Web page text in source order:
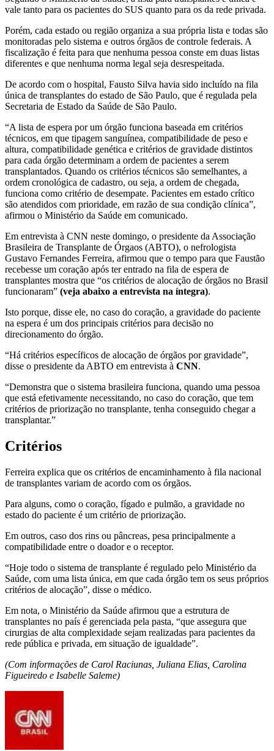
vale tanto para os pacientes do SUS quanto para os da rede privada.
Porém, cada estado ou região organiza a sua própria lista e todas são
monitoradas pelo sistema e outros órgãos de controle federais. A
fiscalização é feita para que nenhuma pessoa conste em duas listas
diferentes e que nenhuma norma legal seja desrespeitada.
De acordo com o hospital, Fausto Silva havia sido incluído na fila
única de transplantes do estado de São Paulo, que é regulada pela
Secretaria de Estado da Saúde de São Paulo.
“A lista de espera por um órgão funciona baseada em critérios
técnicos, em que tipagem sanguínea, compatibilidade de peso e
altura, compatibilidade genética e critérios de gravidade distintos
para cada órgão determinam a ordem de pacientes a serem
transplantados. Quando os critérios técnicos são semelhantes, a
ordem cronológica de cadastro, ou seja, a ordem de chegada,
funciona como critério de desempate. Pacientes em estado crítico
são atendidos com prioridade, em razão de sua condição clínica”,
afirmou o Ministério da Saúde em comunicado.
Em entrevista à CNN neste domingo, o presidente da Associação
Brasileira de Transplante de Órgaos (ABTO), o nefrologista
Gustavo Fernandes Ferreira, afirmou que o tempo para que Faustão
recebesse um coração após ter entrado na fila de espera de
transplantes mostra que “os critérios de alocação de órgãos no Brasil
funcionaram” (veja abaixo a entrevista na íntegra).
Isto porque, disse ele, no caso do coração, a gravidade do paciente
na espera é um dos principais critérios para decisão no
direcionamento do órgão.
“Há critérios específicos de alocação de órgãos por gravidade”,
disse o presidente da ABTO em entrevista à CNN.
“Demonstra que o sistema brasileira funciona, quando uma pessoa
que está efetivamente necessitando, no caso do coração, que tem
critérios de priorização no transplante, tenha conseguido chegar a
transplantar.”
Critérios
Ferreira explica que os critérios de encaminhamento à fila nacional
de transplantes variam de acordo com os órgãos.
Para alguns, como o coração, fígado e pulmão, a gravidade no
estado do paciente é um critério de priorização.
Em outros, caso dos rins ou pâncreas, pesa principalmente a
compatibilidade entre o doador e o receptor.
“Hoje todo o sistema de transplante é regulado pelo Ministério da
Saúde, com uma lista única, em que cada órgão tem os seus próprios
critérios de alocação”, disse o médico.
Em nota, o Ministério da Saúde afirmou que a estrutura de
transplantes no país é gerenciada pela pasta, “que assegura que
cirurgias de alta complexidade sejam realizadas para pacientes da
rede pública e privada, em situação de igualdade”.
(Com informações de Carol Raciunas, Juliana Elias, Carolina
Figueiredo e Isabelle Saleme)